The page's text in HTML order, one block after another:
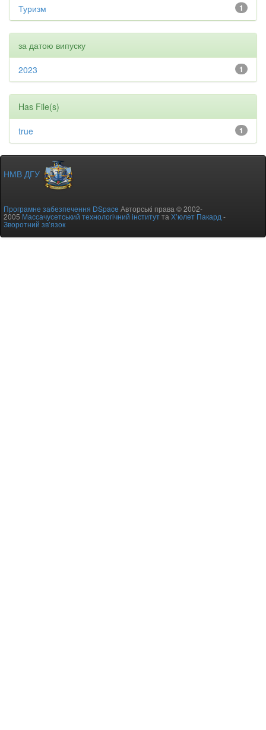
1
Туризм
за датою випуску
1
2023
Has File(s)
1
true
НМВ ДГУ
Програмне забезпечення DSpace Авторські права © 2002-
2005Массачусетський технологічний інститутта Х’юлет Пакард -
Зворотний зв’язок